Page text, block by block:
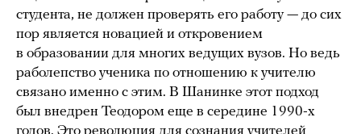
студента, не должен проверять его работу — до сих
пор является новацией и откровением
в образовании для многих ведущих вузов. Но ведь
раболепство ученика по отношению к учителю
связано именно с этим. В Шанинке этот подход
был внедрен Теодором еще в середине 1990-х